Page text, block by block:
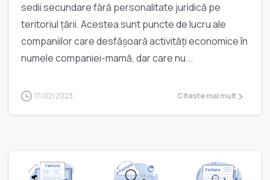
sedii secundare fără personalitate juridică pe
teritoriul țării. Acestea sunt puncte de lucru ale
companiilor care desfășoară activități economice în
numele companiei-mamă, dar care nu...
17/02/2023 Citeste mai mult